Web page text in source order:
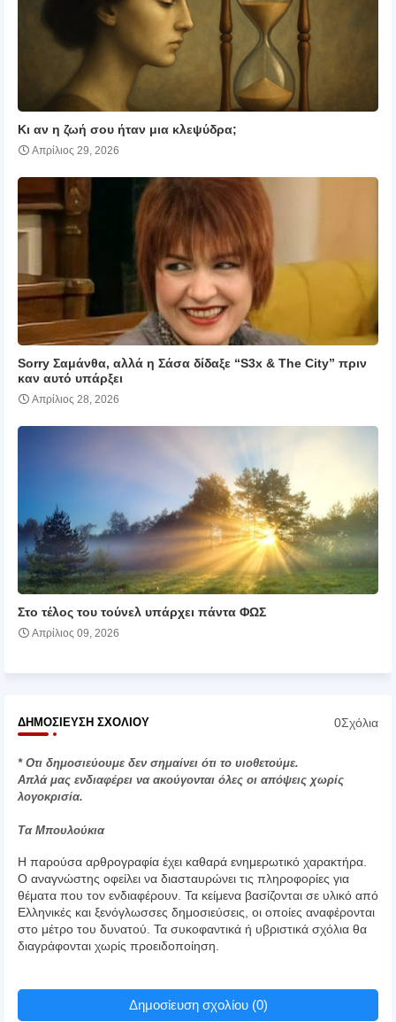
Κι αν η ζωή σου ήταν μια κλεψύδρα;
Απρίλιος 29, 2026
Sorry Σαμάνθα, αλλά η Σάσα δίδαξε “S3x & The City” πριν
καν αυτό υπάρξει
Απρίλιος 28, 2026
Στο τέλος του τούνελ υπάρχει πάντα ΦΩΣ
Απρίλιος 09, 2026
ΔΗΜΟΣΊΕΥΣΗ ΣΧΟΛΊΟΥ 0Σχόλια
* Οτι δημοσιεύουμε δεν σημαίνει ότι το υιοθετούμε.
Απλά μας ενδιαφέρει να ακούγονται όλες οι απόψεις χωρίς
λογοκρισία.
Τα Μπουλούκια
Η παρούσα αρθρογραφία έχει καθαρά ενημερωτικό χαρακτήρα.
Ο αναγνώστης οφείλει να διασταυρώνει τις πληροφορίες για
θέματα που τον ενδιαφέρουν. Τα κείμενα βασίζονται σε υλικό από
Ελληνικές και ξενόγλωσσες δημοσιεύσεις, οι οποίες αναφέρονται
στο μέτρο του δυνατού. Τα συκοφαντικά ή υβριστικά σχόλια θα
διαγράφονται χωρίς προειδοποίηση.
Δημοσίευση σχολίου (0)